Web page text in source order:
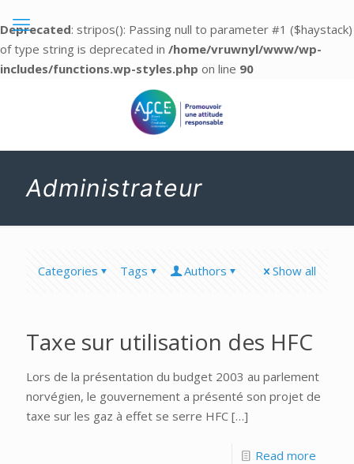
Deprecated: stripos(): Passing null to parameter #1 ($haystack)
of type string is deprecated in /home/vruwnyl/www/wp-
includes/functions.wp-styles.php on line 90
Administrateur
Categories Tags Authors Show all
Taxe sur utilisation des HFC
Lors de la présentation du budget 2003 au parlement
norvégien, le gouvernement a présenté son projet de
taxe sur les gaz à effet se serre HFC […]
Read more